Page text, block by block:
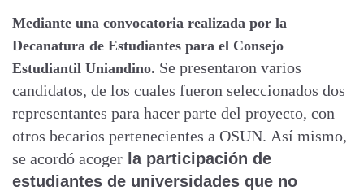
Mediante una convocatoria realizada por la
Decanatura de Estudiantes para el Consejo
Estudiantil Uniandino. Se presentaron varios
candidatos, de los cuales fueron seleccionados dos
representantes para hacer parte del proyecto, con
otros becarios pertenecientes a OSUN. Así mismo,
se acordó acoger la participación de
estudiantes de universidades que no